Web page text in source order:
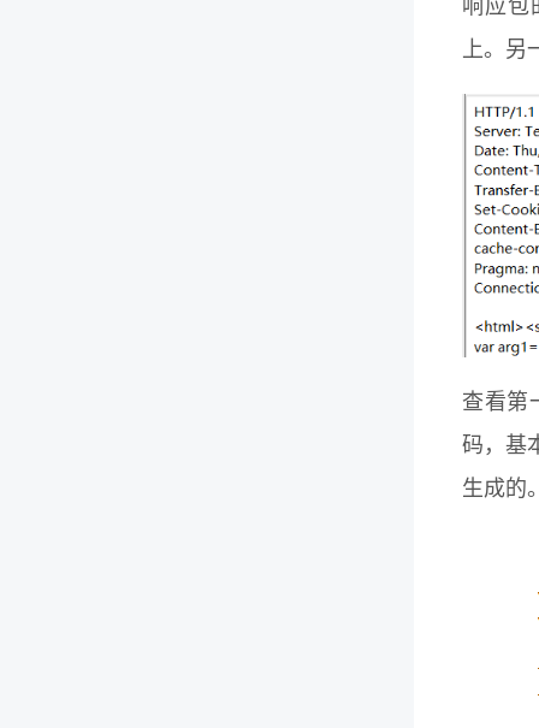
响应包
上。另
查看第
码，基
生成的